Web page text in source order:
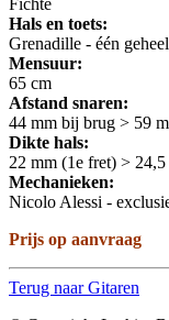
Hals en toets:
Grenadille - één geheel
Mensuur:
65 cm
Afstand snaren:
44 mm bij brug > 59
Dikte hals:
22 mm (1e fret) >
Mechanieken:
Nicolo Alessi -
Prijs op aanvraag
Terug naar Gitaren